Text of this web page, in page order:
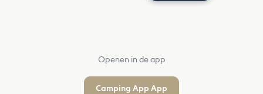
Openen in de app
Camping App App